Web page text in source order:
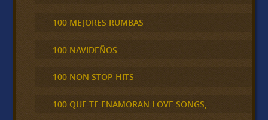
100 MEJORES RUMBAS
100 NAVIDEÑOS
100 NON STOP HITS
100 QUE TE ENAMORAN LOVE SONGS,